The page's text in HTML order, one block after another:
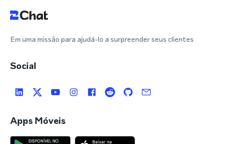
Em uma missão para ajudá-lo a surpreender seus clientes
Social
Apps Móveis